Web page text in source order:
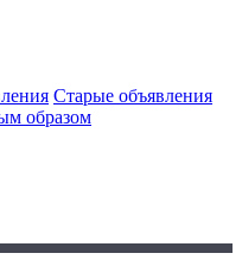
Старые объявления
образом